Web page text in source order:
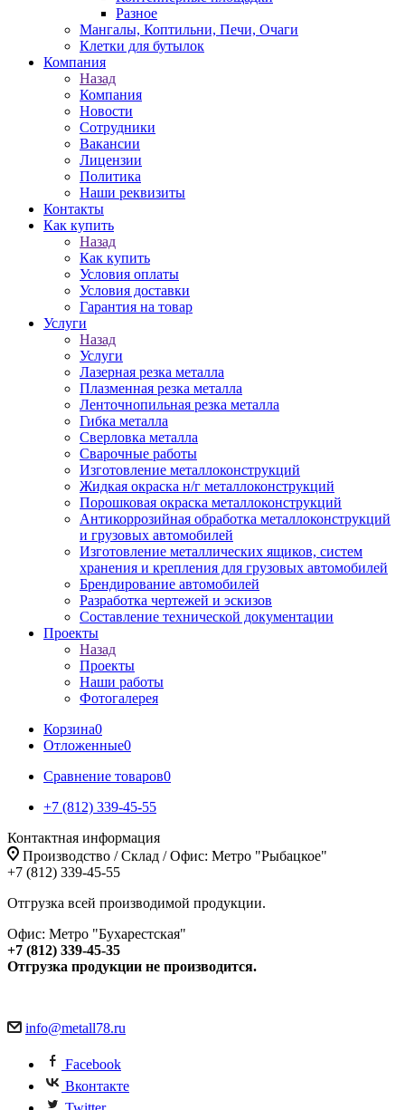
Разное
Мангалы, Коптильни, Печи, Очаги
Клетки для бутылок
Компания
Назад
Компания
Новости
Сотрудники
Вакансии
Лицензии
Политика
Наши реквизиты
Контакты
Как купить
Назад
Как купить
Условия оплаты
Условия доставки
Гарантия на товар
Услуги
Назад
Услуги
Лазерная резка металла
Плазменная резка металла
Ленточнопильная резка металла
Гибка металла
Сверловка металла
Сварочные работы
Изготовление металлоконструкций
Жидкая окраска н/г металлоконструкций
Порошковая окраска металлоконструкций
Антикоррозийная обработка металлоконструкций
и грузовых автомобилей
Изготовление металлических ящиков, систем
хранения и крепления для грузовых автомобилей
Брендирование автомобилей
Разработка чертежей и эскизов
Составление технической документации
Проекты
Назад
Проекты
Наши работы
Фотогалерея
Корзина0
Отложенные0
Сравнение товаров0
+7 (812) 339-45-55
Контактная информация
Производство / Склад / Офис: Метро "Рыбацкое"
+7 (812) 339-45-55
Отгрузка всей производимой продукции.
Офис: Метро "Бухарестская"
+7 (812) 339-45-35
Отгрузка продукции не производится.
info@metall78.ru
Facebook
Вконтакте